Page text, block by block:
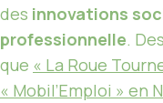
des innovations
professionnelle.
que « La Roue
« Mobil’Emploi » en